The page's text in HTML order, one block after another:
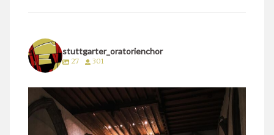
stuttgarter_oratorienchor
27 301
stuttgarter_oratorienchor
März 24